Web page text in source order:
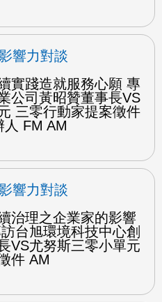
響力對談
實踐造就服務心願 專
公司黃昭贊董事長VS
三零行動家提案徵件
人 FM AM
響力對談
治理之企業家的影響
台旭環境科技中心創
VS尤努斯三零小單元
件 AM